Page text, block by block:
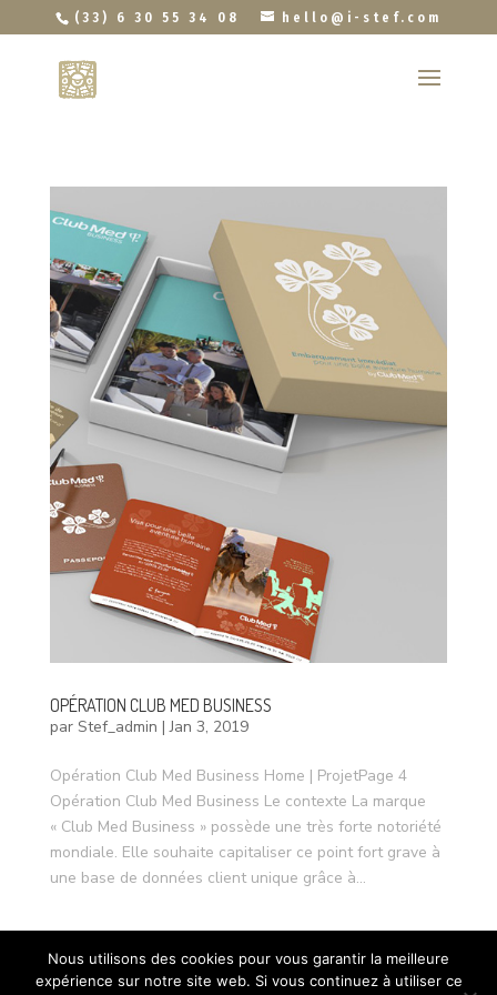
(33) 6 30 55 34 08 hello@i-stef.com
OPÉRATION CLUB MED BUSINESS
par Stef_admin |Jan 3, 2019
Opération Club Med Business Home | ProjetPage 4
Opération Club Med Business Le contexte La marque
« Club Med Business » possède une très forte notoriété
mondiale. Elle souhaite capitaliser ce point fort grave à
une base de données client unique grâce à...
Nous utilisons des cookies pour vous garantir la meilleure
expérience sur notre site web. Si vous continuez à utiliser ce